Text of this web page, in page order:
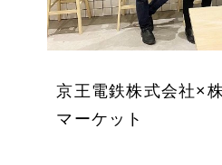
京王電鉄株式会社×
マーケット